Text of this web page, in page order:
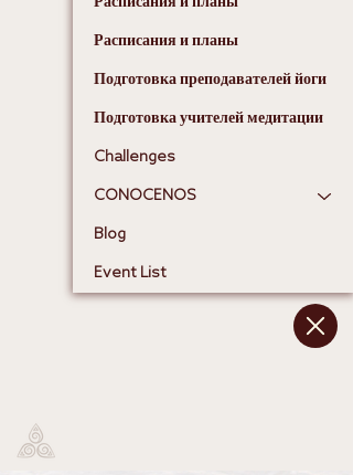
Расписания и планы
Подготовка преподавателей йоги
Подготовка учителей медитации
Challenges
CONOCENOS
Blog
Event List